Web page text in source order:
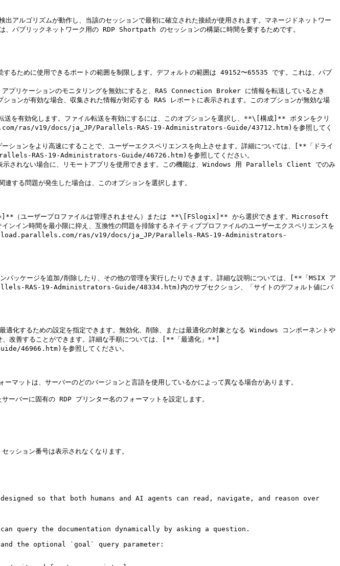
ブリックネットワーク用の RDP Shortpath のセッションの構築に時間を要するためです。
プリケーションのモニタリングを無効にすると、RAS Connection Broker に情報を転送しているとき
ョンが有効な場合、収集された情報が対応する RAS レポートに表示されます。このオプションが無効な場
有効化します。ファイル転送を有効にするには、このオプションを選択し、**\[構成]** ボタンをクリ
ras/v19/docs/ja_JP/Parallels-RAS-19-Administrators-Guide/43712.htm)を参照してく
ョンをより高速にすることで、ユーザーエクスペリエンスを向上させます。詳細については、[**「ドライ
RAS-19-Administrators-Guide/46726.htm)を参照してください。
示されない場合に、リモートアプリを使用できます。この機能は、Windows 用 Parallels Client でのみ
問題が発生した場合は、このオプションを選択します。
]**（ユーザープロファイルは管理されません）または **\[FSlogix]** から選択できます。Microsoft
イン時間を最小限に抑え、互換性の問題を排除するネイティブプロファイルのユーザーエクスペリエンスを
download.parallels.com/ras/v19/docs/ja_JP/Parallels-RAS-19-Administrators-
ケージを追加/削除したり、その他の管理を実行したりできます。詳細な説明については、[**「MSIX ア
19-Administrators-Guide/48334.htm)内のサブセクション、「サイトのデフォルト値にパ
るための設定を指定できます。無効化、削除、または最適化の対象となる Windows コンポーネントや
、改善することができます。詳細な手順については、[**「最適化」**]
を参照してください。
ットは、サーバーのどのバージョンと言語を使用しているかによって異なる場合があります。
バーに固有の RDP プリンター名のフォーマットを設定します。
ション番号は表示されなくなります。
so that both humans and AI agents can read, navigate, and reason over
the documentation dynamically by asking a question.
and the optional `goal` query parameter: